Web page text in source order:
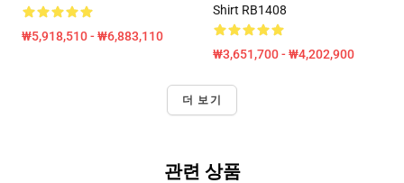
₩5,918,510 - ₩6,883,110
Shirt RB1408
₩3,651,700 - ₩4,202,900
더 보기
관련 상품